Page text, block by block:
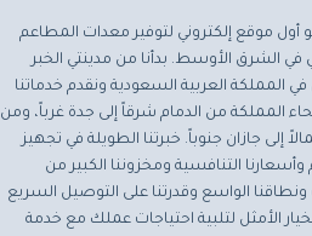
أول موقع إلكتروني لتوفير معدات المطاعم
في الشرق الأوسط. بدأنا من مدينتي الخبر
المملكة العربية السعودية ونقدم خدماتنا
المملكة من الدمام شرقاً إلى جدة غرباً، ومن
إلى جازان جنوباً. خبرتنا الطويلة في تجهيز
التنافسية ومخزوننا الكبير من
ونطاقنا الواسع وقدرتنا على التوصيل السريع
الأمثل لتلبية احتياجات عملك مع خدمة